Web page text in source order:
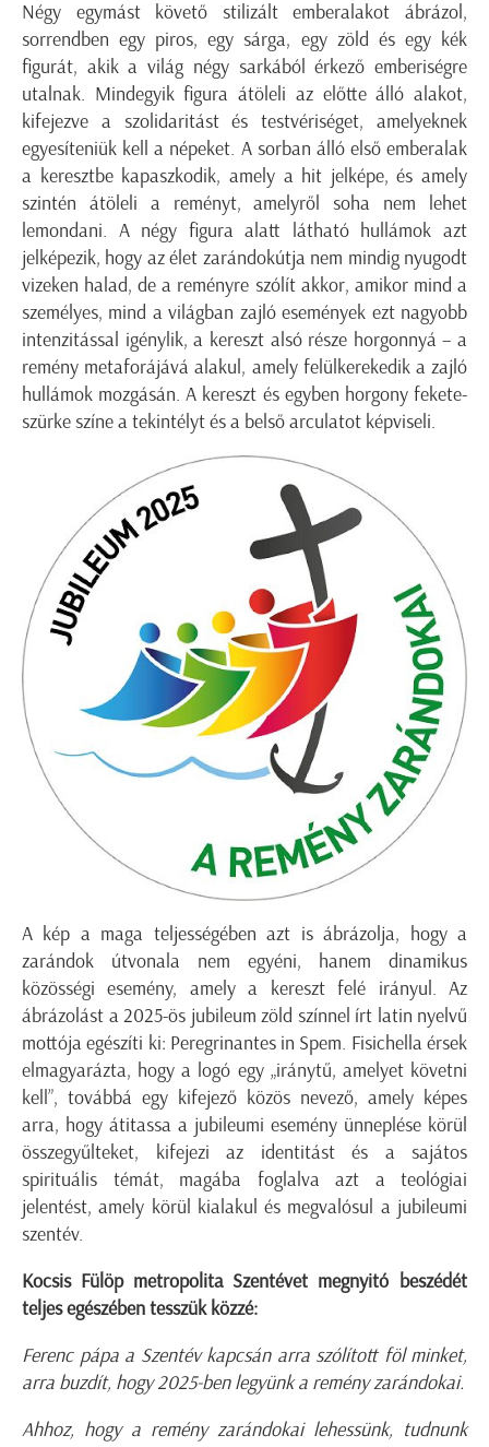
Négy egymást követő stilizált emberalakot ábrázol,
sorrendben egy piros, egy sárga, egy zöld és egy kék
figurát, akik a világ négy sarkából érkező emberiségre
utalnak. Mindegyik figura átöleli az előtte álló alakot,
kifejezve a szolidaritást és testvériséget, amelyeknek
egyesíteniük kell a népeket. A sorban álló első emberalak
a keresztbe kapaszkodik, amely a hit jelképe, és amely
szintén átöleli a reményt, amelyről soha nem lehet
lemondani. A négy figura alatt látható hullámok azt
jelképezik, hogy az élet zarándokútja nem mindig nyugodt
vizeken halad, de a reményre szólít akkor, amikor mind a
személyes, mind a világban zajló események ezt nagyobb
intenzitással igénylik, a kereszt alsó része horgonnyá – a
remény metaforájává alakul, amely felülkerekedik a zajló
hullámok mozgásán. A kereszt és egyben horgony fekete-
szürke színe a tekintélyt és a belső arculatot képviseli.
A kép a maga teljességében azt is ábrázolja, hogy a
zarándok útvonala nem egyéni, hanem dinamikus
közösségi esemény, amely a kereszt felé irányul. Az
ábrázolást a 2025-ös jubileum zöld színnel írt latin nyelvű
mottója egészíti ki: Peregrinantes in Spem. Fisichella érsek
elmagyarázta, hogy a logó egy „iránytű, amelyet követni
kell”, továbbá egy kifejező közös nevező, amely képes
arra, hogy átitassa a jubileumi esemény ünneplése körül
összegyűlteket, kifejezi az identitást és a sajátos
spirituális témát, magába foglalva azt a teológiai
jelentést, amely körül kialakul és megvalósul a jubileumi
szentév.
Kocsis Fülöp metropolita Szentévet megnyitó beszédét
teljes egészében tesszük közzé:
Ferenc pápa a Szentév kapcsán arra szólított föl minket,
arra buzdít, hogy 2025-ben legyünk a remény zarándokai.
Ahhoz, hogy a remény zarándokai lehessünk, tudnunk